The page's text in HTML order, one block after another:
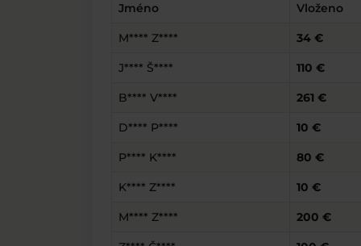
Jméno Vloženo
M**** Z**** 34 €
J**** Š**** 110 €
B**** V**** 261 €
D**** P**** 10 €
P**** K**** 80 €
K**** Z**** 10 €
M**** Z**** 200 €